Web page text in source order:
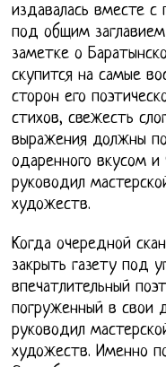
издавалась вместе
под общим
заметке о
скупится на самые
сторон его
стихов, свежесть
выражения должны
одаренного вкусом и
руководил
художеств.
Когда очередной
закрыть газету под
впечатлительный
погруженный в свои
руководил
художеств. Именно